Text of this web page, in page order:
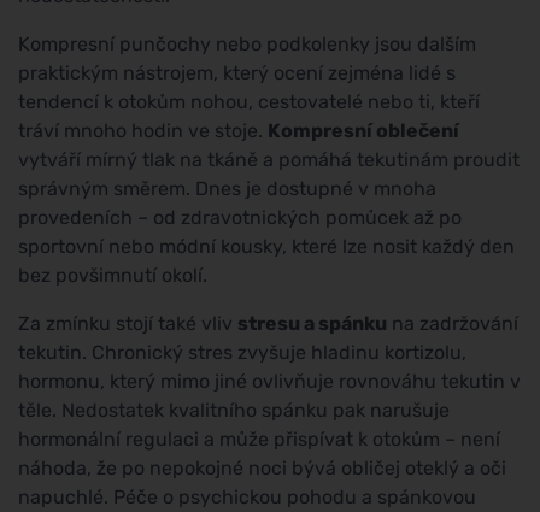
Kompresní punčochy nebo podkolenky jsou dalším
praktickým nástrojem, který ocení zejména lidé s
tendencí k otokům nohou, cestovatelé nebo ti, kteří
tráví mnoho hodin ve stoje. Kompresní oblečení
vytváří mírný tlak na tkáně a pomáhá tekutinám proudit
správným směrem. Dnes je dostupné v mnoha
provedeních – od zdravotnických pomůcek až po
sportovní nebo módní kousky, které lze nosit každý den
bez povšimnutí okolí.
Za zmínku stojí také vliv stresu a spánku na zadržování
tekutin. Chronický stres zvyšuje hladinu kortizolu,
hormonu, který mimo jiné ovlivňuje rovnováhu tekutin v
těle. Nedostatek kvalitního spánku pak narušuje
hormonální regulaci a může přispívat k otokům – není
náhoda, že po nepokojné noci bývá obličej oteklý a oči
napuchlé. Péče o psychickou pohodu a spánkovou